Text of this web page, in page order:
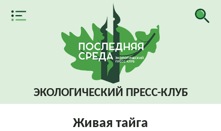
ЭКОЛОГИЧЕСКИЙ ПРЕСС-КЛУБ
Живая тайга